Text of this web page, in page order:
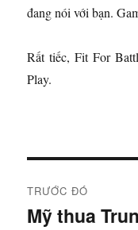
đang nói với bạn.
Rất tiếc, Fit For
Play.
i
TRƯỚC ĐÓ
B
Mỹ thua